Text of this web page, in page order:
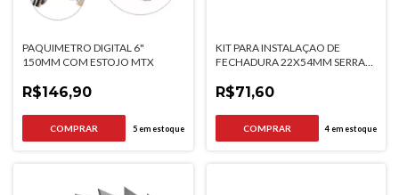
PAQUIMETRO DIGITAL 6"
150MM COM ESTOJO MTX
R$146,90
5em estoque
KIT PARA INSTALAÇAO DE
FECHADURA 22X54MM SERRA
R$71,60
4em estoque